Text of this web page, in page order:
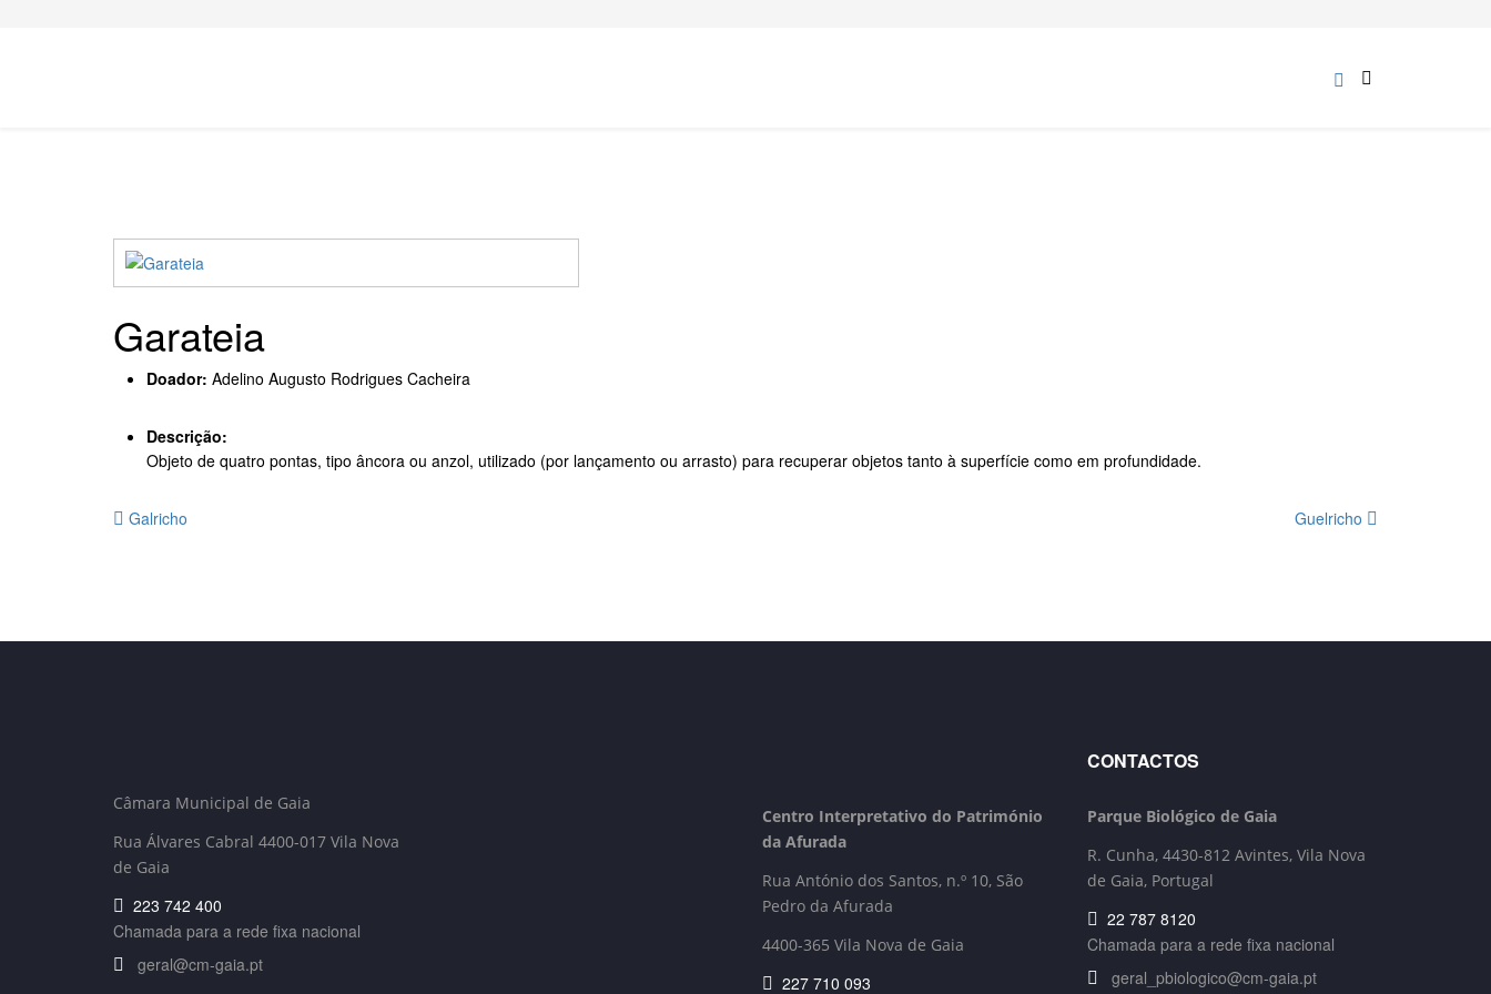
Garateia
Doador: Adelino Augusto Rodrigues Cacheira
Descrição:
Objeto de quatro pontas, tipo âncora ou anzol, utilizado (por lançamento ou arrasto) para recuperar objetos tanto à superfície como em profundidade.
Galricho Guelricho
Câmara Municipal de Gaia
Rua Álvares Cabral 4400-017 Vila Nova
de Gaia
223 742 400
Chamada para a rede fixa nacional
geral@cm-gaia.pt
Centro Interpretativo do Património
da Afurada
Rua António dos Santos, n.º 10, São
Pedro da Afurada
4400-365 Vila Nova de Gaia
227 710 093
CONTACTOS
Parque Biológico de Gaia
R. Cunha, 4430-812 Avintes, Vila Nova
de Gaia, Portugal
22 787 8120
Chamada para a rede fixa nacional
geral_pbiologico@cm-gaia.pt